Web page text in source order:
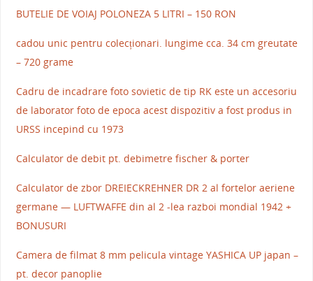
BUTELIE DE VOIAJ POLONEZA 5 LITRI – 150 RON
cadou unic pentru colecționari. lungime cca. 34 cm greutate
– 720 grame
Cadru de incadrare foto sovietic de tip RK este un accesoriu
de laborator foto de epoca acest dispozitiv a fost produs in
URSS incepind cu 1973
Calculator de debit pt. debimetre fischer & porter
Calculator de zbor DREIECKREHNER DR 2 al fortelor aeriene
germane — LUFTWAFFE din al 2 -lea razboi mondial 1942 +
BONUSURI
Camera de filmat 8 mm pelicula vintage YASHICA UP japan –
pt. decor panoplie